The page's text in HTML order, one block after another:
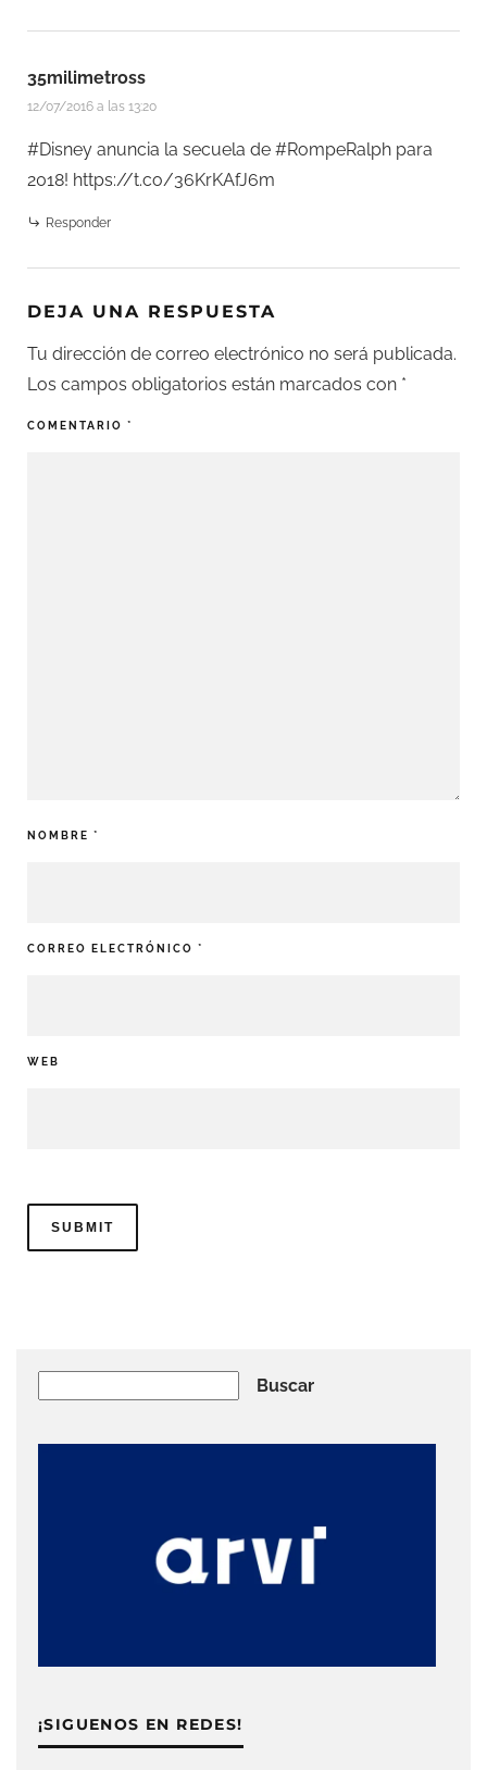
35milimetross
12/07/2016 a las 13:20
#Disney anuncia la secuela de #RompeRalph para
2018! https://t.co/36KrKAfJ6m
Responder
DEJA UNA RESPUESTA
Tu dirección de correo electrónico no será publicada.
Los campos obligatorios están marcados con *
COMENTARIO *
NOMBRE *
CORREO ELECTRÓNICO *
WEB
Buscar
¡SIGUENOS EN REDES!